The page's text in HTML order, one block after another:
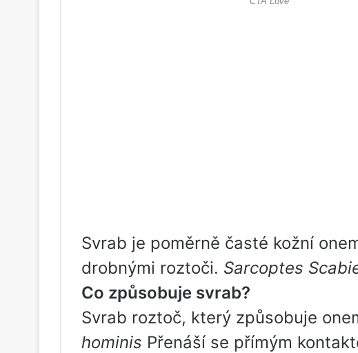
Svrab je poměrně časté kožní
drobnými roztoči. Sarcoptes
Co způsobuje svrab?
Svrab roztoč, který způsobuje
hominis Přenáší se přímým